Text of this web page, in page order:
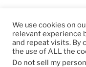
© 2026
We use cookies on
relevant experience
and repeat visits. By
the use of ALL the
Do not sell my